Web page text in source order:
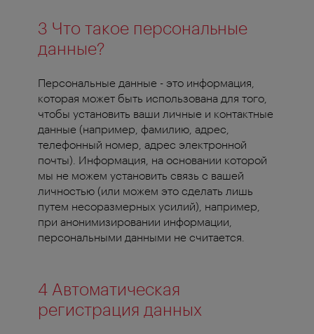
3 Что такое персональные
данные?
Персональные данные - это информация,
которая может быть использована для того,
чтобы установить ваши личные и контактные
данные (например, фамилию, адрес,
телефонный номер, адрес электронной
почты). Информация, на основании которой
мы не можем установить связь с вашей
личностью (или можем это сделать лишь
путем несоразмерных усилий), например,
при анонимизировании информации,
персональными данными не считается.
4 Автоматическая
регистрация данных